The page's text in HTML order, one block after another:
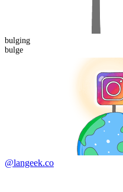
bulging
bulge
@langeek.co